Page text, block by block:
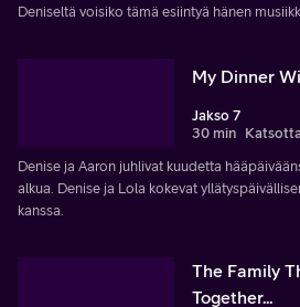
Deniseltä voisiko tämä esiintyä hänen
My Dinner
Jakso 7
30 min
Denise ja Aaron juhlivat kuudetta
alkua. Denise ja Lola kokevat
kanssa.
The Family
Together...